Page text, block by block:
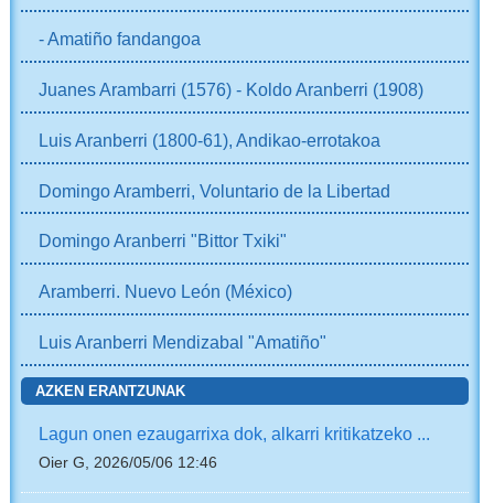
- Amatiño fandangoa
Juanes Arambarri (1576) - Koldo Aranberri (1908)
Luis Aranberri (1800-61), Andikao-errotakoa
Domingo Aramberri, Voluntario de la Libertad
Domingo Aranberri "Bittor Txiki"
Aramberri. Nuevo León (México)
Luis Aranberri Mendizabal "Amatiño"
AZKEN ERANTZUNAK
Lagun onen ezaugarrixa dok, alkarri kritikatzeko ...
Oier G, 2026/05/06 12:46